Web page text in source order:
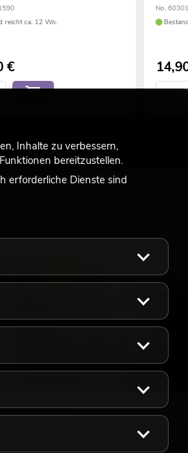
reicht ca. 12 Wo.
€
No.
14.05.2026
Outdoor Moving-Heads:
Inhalte zu verbessern,
bereitzustellen.
erforderliche Dienste sind